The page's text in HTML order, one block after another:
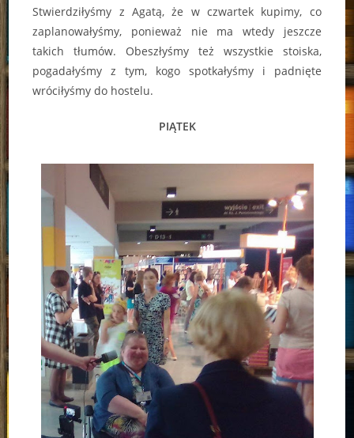
Stwierdziłyśmy z Agatą, że w czwartek kupimy, co
zaplanowałyśmy, ponieważ nie ma wtedy jeszcze
takich tłumów. Obeszłyśmy też wszystkie stoiska,
pogadałyśmy z tym, kogo spotkałyśmy i padnięte
wróciłyśmy do hostelu.
PIĄTEK